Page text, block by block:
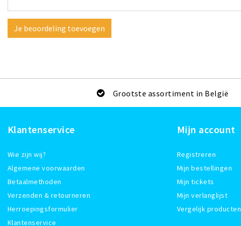
Je beoordeling toevoegen
Grootste assortiment in België
Klantenservice
Wie zijn wij?
Algemene voorwaarden
Betaalmethoden
Verzenden & retourneren
Herroepingsformulier
Klantenservice
Mijn account
Registreren
Mijn bestellingen
Mijn tickets
Mijn verlanglijst
Vergelijk producten